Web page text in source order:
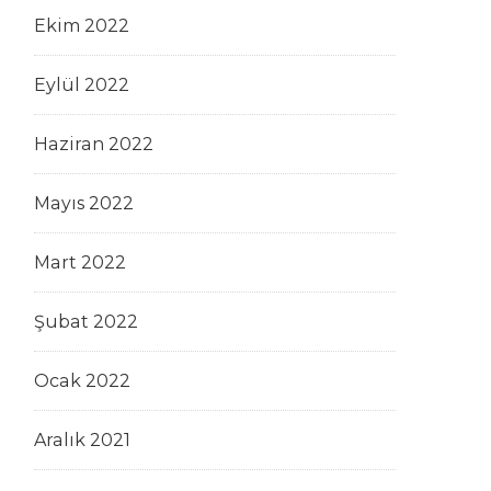
Ekim 2022
Eylül 2022
Haziran 2022
Mayıs 2022
Mart 2022
Şubat 2022
Ocak 2022
Aralık 2021